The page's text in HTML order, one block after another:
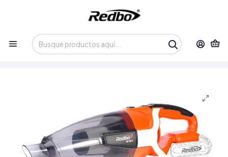
Tienda 100% Online con despacho a domicilio o retiro en
Oficina • Lun-Vie 09:30-14:00 / 15:00-17:30 • 📞 +56 9 3730 2311
Herramientas Inalámbricas
Pack Aspiradora de Mano Inalámbrica Redbo VC 18V-6 (21V)